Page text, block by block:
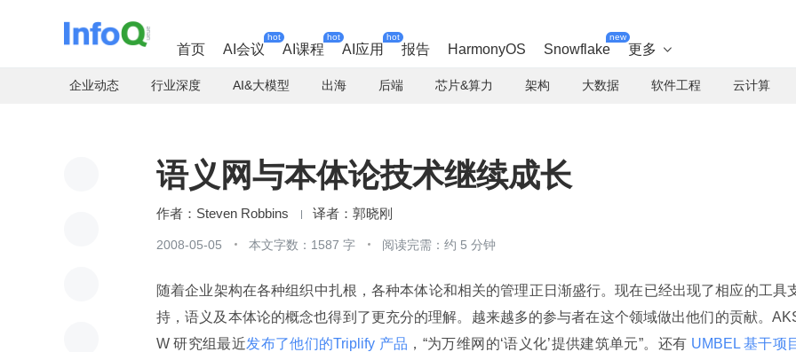
首页 AI会议
hot
AI课程
hot
AI应用
hot
报告 HarmonyOS Snowflake
new
更多 
企业动态 行业深度 AI&大模型 出海 后端 芯片&算力 架构 大数据 软件工程 云计算
语义网与本体论技术继续成长
Steven Robbins 郭晓刚
2008-05-05 本文字数：1587 字 阅读完需：约 5 分钟
随着企业架构在各种组织中扎根，各种本体论和相关的管理正日渐盛行。现在已经出现了相应的工具
持，语义及本体论的概念也得到了更充分的理解。越来越多的参与者在这个领域做出他们的贡献。
W 研究组最近发布了他们的Triplify 产品 ，“为万维网的‘语义化’提供建筑单元”。还有 UMBEL 基干项